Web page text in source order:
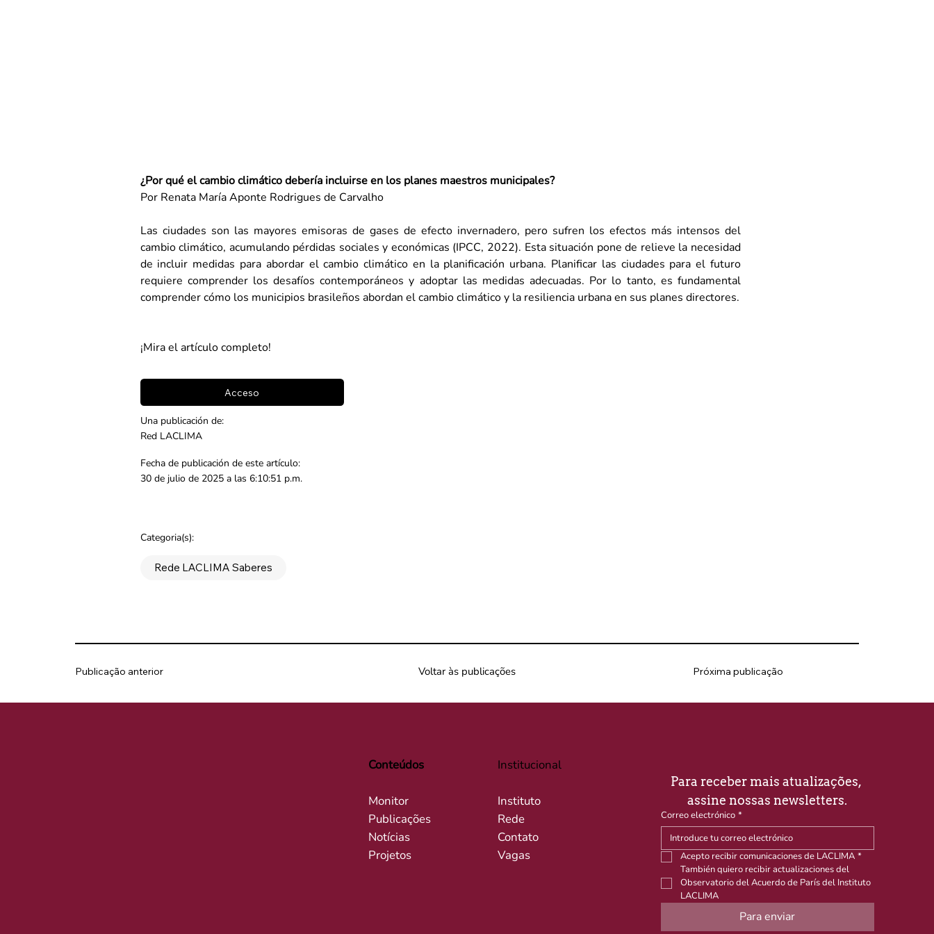
¿Por qué el cambio climático debería incluirse en los planes maestros municipales?
Por Renata María Aponte Rodrigues de Carvalho
Las ciudades son las mayores emisoras de gases de efecto invernadero, pero sufren los efectos más intensos del
cambio climático, acumulando pérdidas sociales y económicas (IPCC, 2022). Esta situación pone de relieve la necesidad
de incluir medidas para abordar el cambio climático en la planificación urbana. Planificar las ciudades para el futuro
requiere comprender los desafíos contemporáneos y adoptar las medidas adecuadas. Por lo tanto, es fundamental
comprender cómo los municipios brasileños abordan el cambio climático y la resiliencia urbana en sus planes directores.
¡Mira el artículo completo!
Acceso
Una publicación de:
Red LACLIMA
Fecha de publicación de este artículo:
30 de julio de 2025 a las 6:10:51 p.m.
Categoria(s):
Rede LACLIMA Saberes
Voltar às publicações
Publicação anterior Próxima publicação
Conteúdos
Monitor
Publicações
Notícias
Projetos
Institucional
Instituto
Rede
Contato
Vagas
Para receber mais atualizações,
assine nossas newsletters.
Correo electrónico *
Acepto recibir comunicaciones de LACLIMA *
También quiero recibir actualizaciones del
Observatorio del Acuerdo de París del Instituto
LACLIMA
Para enviar